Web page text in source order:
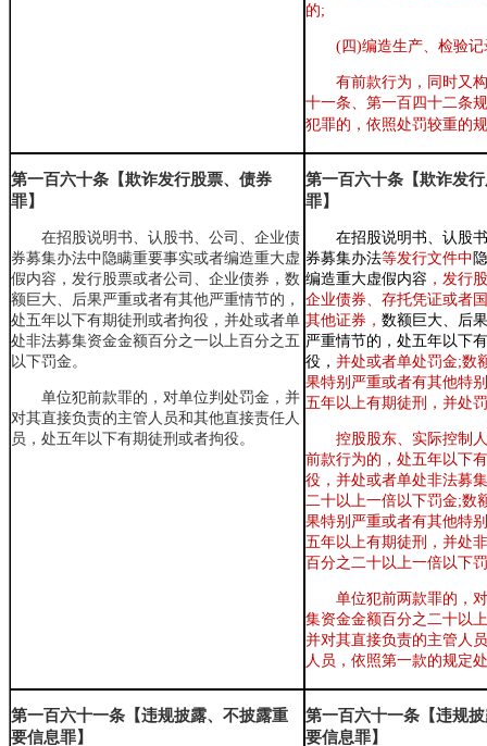
的;
(四)编造生产、检验
有前款行为，同时又
十一条、第一百四十二条
犯罪的，依照处罚较重的
第一百六十条【欺诈发行股票、债券
罪】
在招股说明书、认股书、公司、企业债
券募集办法中隐瞒重要事实或者编造重大虚
假内容，发行股票或者公司、企业债券，数
额巨大、后果严重或者有其他严重情节的，
处五年以下有期徒刑或者拘役，并处或者单
处非法募集资金金额百分之一以上百分之五
以下罚金。
单位犯前款罪的，对单位判处罚金，并
对其直接负责的主管人员和其他直接责任人
员，处五年以下有期徒刑或者拘役。
第一百六十条【欺诈发
罪】
在招股说明书、认股
券募集办法等发行文件中
编造重大虚假内容 ，发行
企业债券、存托凭证或者
其他证券 ，数额巨大、后
严重情节的 ，处五年以下
役 ，并处或者单处罚金;数
果特别严重或者有其他特
五年以上有期徒刑 ，并处
控股股东、实际控制
前款行为的 ，处五年以下
役 ，并处或者单处非法募
二十以上一倍以下罚金;数
果特别严重或者有其他特
五年以上有期徒刑 ，并处
百分之二十以上一倍以下
单位犯前两款罪的 ，
集资金金额百分之二十以
并对其直接负责的主管人
人员 ，依照第一款的规定
第一百六十一条【违规披露、不披露重
要信息罪】
第一百六十一条【违规
要信息罪】